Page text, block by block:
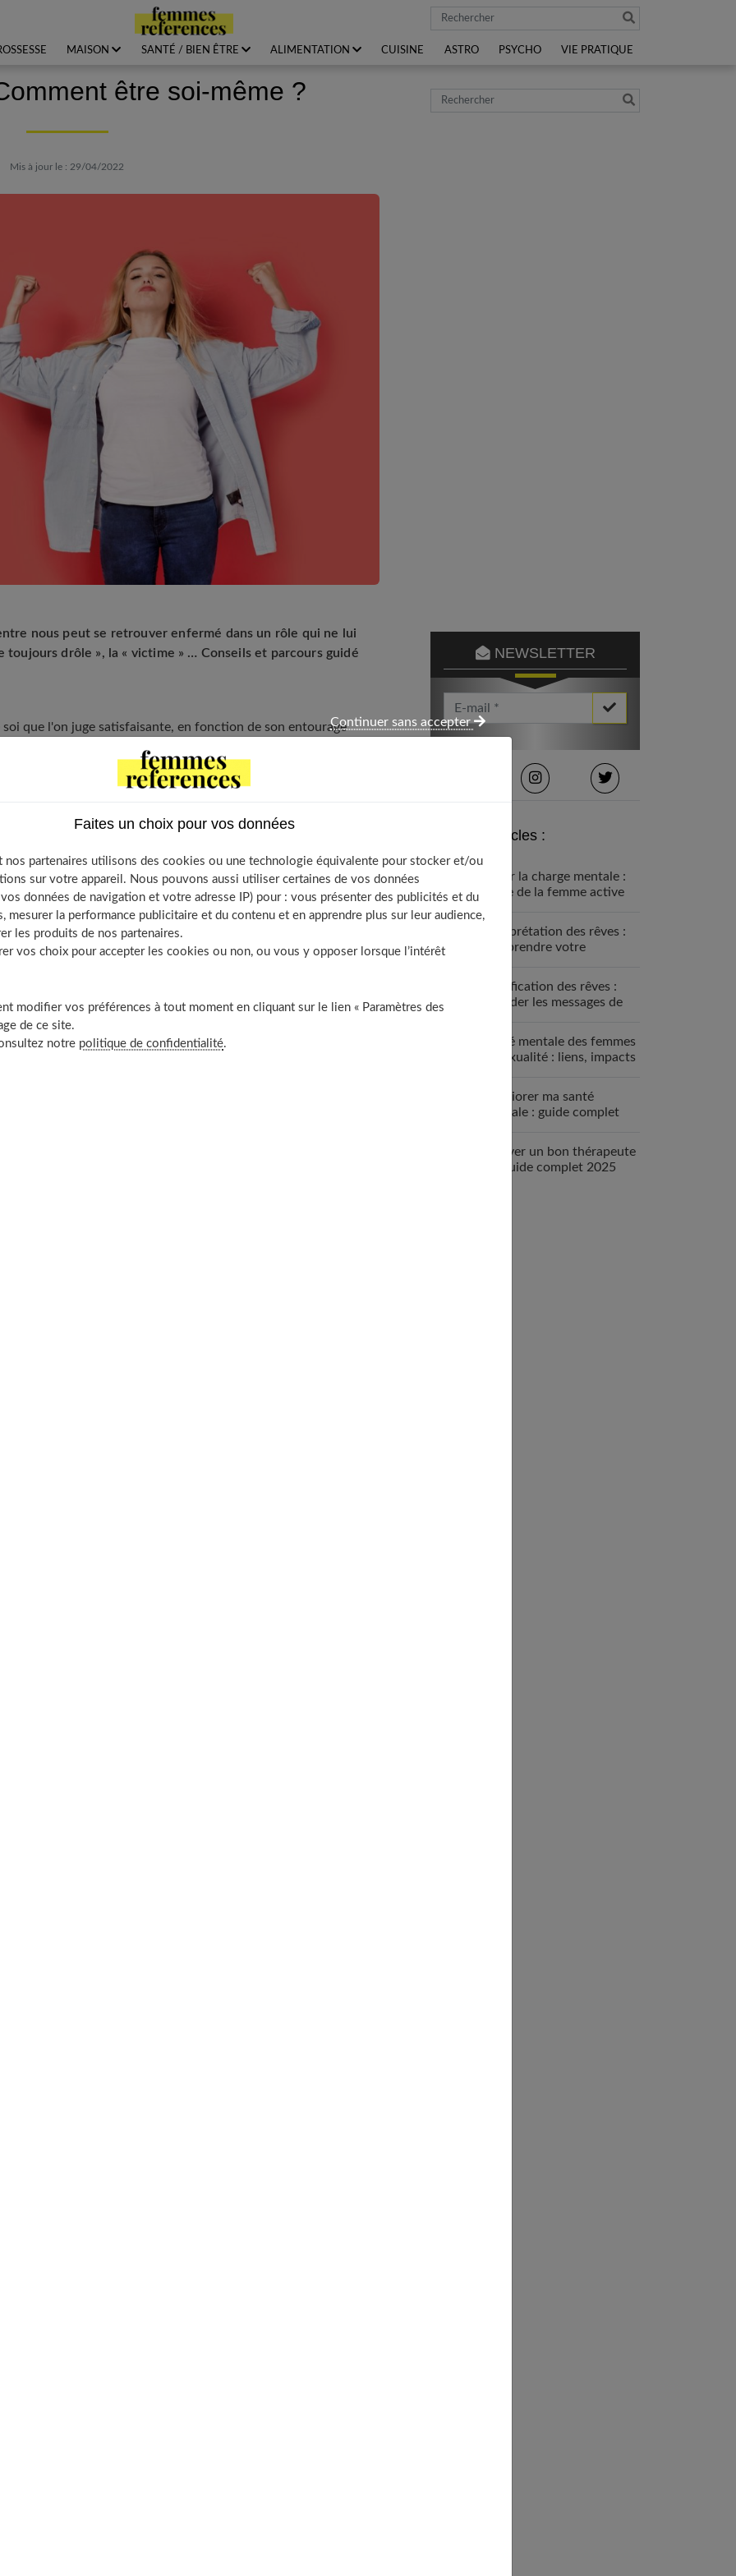
Rechercher
MAISON SANTÉ / BIEN ÊTRE ALIMENTATION CUISINE ASTRO PSYCHO VIE PRATIQUE
être soi-même ?
Mis à jour le : 29/04/2022
nous peut se retrouver enfermé dans un rôle qui ne lui
toujours drôle », la « victime » … Conseils et parcours guidé
que l'on juge satisfaisante, en fonction de son entourage
de son statut social... Tout va bien si ce personnage évolue
à votre personnalité. Mais le problème se pose si vous
plus (ou pas) à vos aspirations.
par "oui" ou "non" aux
:
pour démarrer la journée.
mes journées.
mes passions.
parents.
de travail, mes amis...
refus devant les autres.
(cigarette, alcool…) ou à un hobby (jeux vidéos, machines à
vous pas pris le temps de stopper le rythme infernal de votre
voulez conduire et jouer votre vie ? Dites- vous bien
: "Ne jamais se plaindre",
abattre dans les épreuves, je n'arrive pas à partager mes
autres ont du mal à me faire confiance. Je ne veux plus être
souvent
: anniversaire, décès d'un parent, naissance du premier
identifier ses manques et redéfinir l'orientation de sa vie.
vos émotions :
repérer les situations de malaise et mieux orienter vos projets
où chaque émotion se
raisons.
peur de mal faire. Pourquoi ? "
malentendus et nuire à la relation. Il faut arrêter de résister
devenues familières, n’hésitez
:
dans la relation :
à son directeur
»
même,
Rechercher
NEWSLETTER
Votre Email *
Derniers articles :
Gérer la charge mentale :
guide de la femme active
Interprétation des rêves :
comprendre votre
Signification des rêves :
décoder les messages de
Santé mentale des femmes
et sexualité : liens, impacts
Améliorer ma santé
mentale : guide complet
Trouver un bon thérapeute
: le guide complet 2025
Faites un choix pour vos données
nos partenaires utilisons des cookies ou une technologie équivalente pour stocker et/ou
sur votre appareil. Nous pouvons aussi utiliser certaines de vos données
données de navigation et votre adresse IP) pour : vous présenter des publicités et du
mesurer la performance publicitaire et du contenu et en apprendre plus sur leur audience,
les produits de nos partenaires.
vos choix pour accepter les cookies ou non, ou vous y opposer lorsque l’intérêt
modifier vos préférences à tout moment en cliquant sur le lien « Paramètres des
de ce site.
notre politique de confidentialité.
Continuer sans accepter